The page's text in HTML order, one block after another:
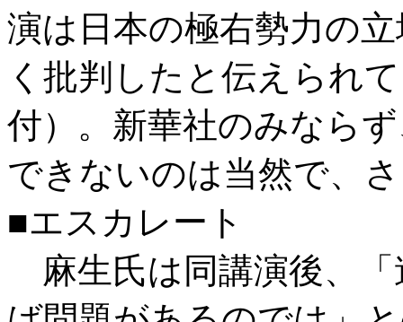
演は日本の極右勢力の
く批判したと伝えられ
付）。新華社のみなら
できないのは当然で、
■エスカレート
麻生氏は同講演後、「